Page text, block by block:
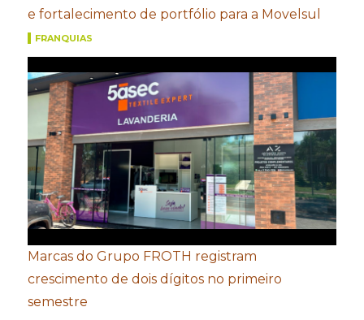
e fortalecimento de portfólio para a Movelsul
FRANQUIAS
Marcas do Grupo FROTH registram
crescimento de dois dígitos no primeiro
semestre